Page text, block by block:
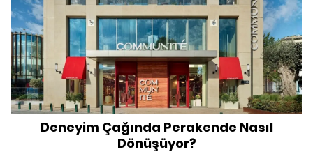
Deneyim Çağında Perakende Nasıl
Dönüşüyor?